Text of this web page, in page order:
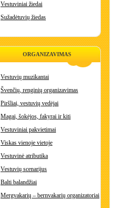
Vestuviniai žiedai
Sužadėtuvių žiedas
ORGANIZAVIMAS
Vestuvių muzikantai
Švenčių, renginių organizavimas
Piršliai, vestuvių vedėjai
Magai, šokėjos, fakyrai ir kiti
Vestuviniai pakvietimai
Viskas vienoje vietoje
Vestuvinė atributika
Vestuvių scenarijus
Balti balandžiai
Mergvakarių – bernvakarių organizatoriai